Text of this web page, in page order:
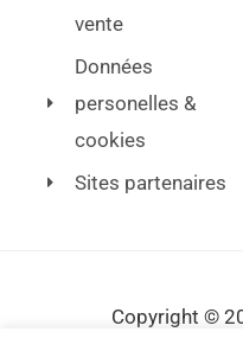
vente
Données
personelles &
cookies
Sites partenaires
Copyright ©